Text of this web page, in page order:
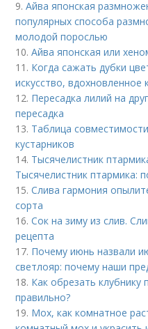
9.Айва японская
популярных способа
молодой порослью
10.Айва японская или
11. Когда сажать дубки
искусство, вдохновленное
12. Пересадка лилий на
пересадка
13. Таблица
кустарников
14. Тысячелистник
Тысячелистник птармика:
15.Слива гармония
сорта
16.Сок на зиму из слив.
рецепта
17. Почему июнь назвали
светлояр: почему наши
18. Как обрезать клубнику
правильно?
19. Мох, как комнатное